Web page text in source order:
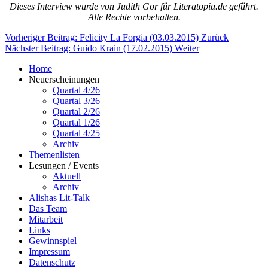
Dieses Interview wurde von Judith Gor für Literatopia.de geführt.
Alle Rechte vorbehalten.
Vorheriger Beitrag: Felicity La Forgia (03.03.2015) Zurück
Nächster Beitrag: Guido Krain (17.02.2015) Weiter
Home
Neuerscheinungen
Quartal 4/26
Quartal 3/26
Quartal 2/26
Quartal 1/26
Quartal 4/25
Archiv
Themenlisten
Lesungen / Events
Aktuell
Archiv
Alishas Lit-Talk
Das Team
Mitarbeit
Links
Gewinnspiel
Impressum
Datenschutz